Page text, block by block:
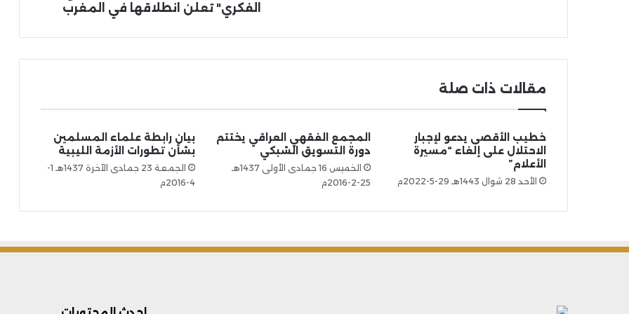
الفكري" تعلن انطلاقها في المغرب
مقالات ذات صلة
خطيب الأقصى يدعو لإجبار
الاحتلال على إلغاء “مسيرة
الأعلام”
الأحد 28 شوال 1443هـ 29-5-2022م
المجمع الفقهي العراقي يختتم
دورة التسويق الشبكي
الخميس 16 جمادى الأولى 1437هـ
25-2-2016م
بيان رابطة علماء المسلمين
بشأن تطورات الأزمة الليبية
الجمعة 23 جمادى الآخرة 1437هـ 1-
4-2016م